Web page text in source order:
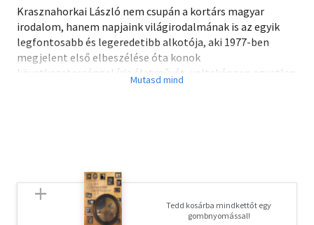
Krasznahorkai László nem csupán a kortárs magyar
irodalom, hanem napjaink világirodalmának is az egyik
legfontosabb és legeredetibb alkotója, aki 1977-ben
megjelent első elbeszélése óta konok
következetességgel írja életművét, voltaképpen egyetlen
szöveget. Szabó Gábor informatív monográfiája az
mellett a művekben megjelenő reménylehetőségekre is
rávilágít. A kötet nem csupán a Krasznahorkai-művek
összefüggéseit, a filozófiai, természettudományi és
Tedd kosárba mindkettőt egy
gombnyomással!